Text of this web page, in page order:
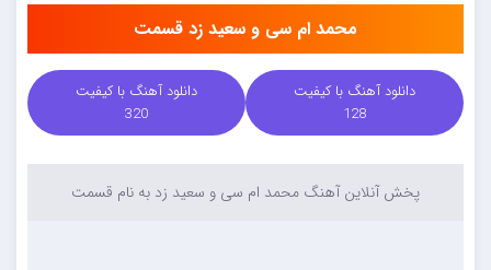
محمد ام سی و سعید زد قسمت
دانلود آهنگ با کیفیت
128
دانلود آهنگ با کیفیت
320
پخش آنلاین آهنگ محمد ام سی و سعید زد به نام قسمت